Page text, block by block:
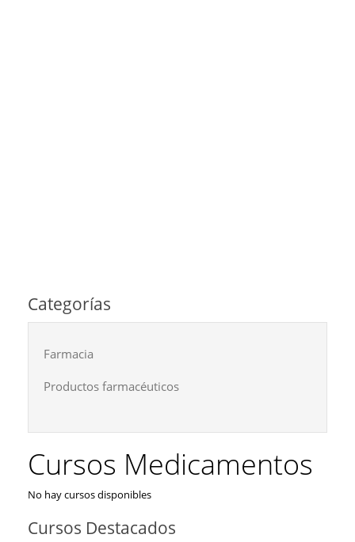
Categorías
Farmacia
Productos farmacéuticos
Cursos Medicamentos
No hay cursos disponibles
Cursos Destacados